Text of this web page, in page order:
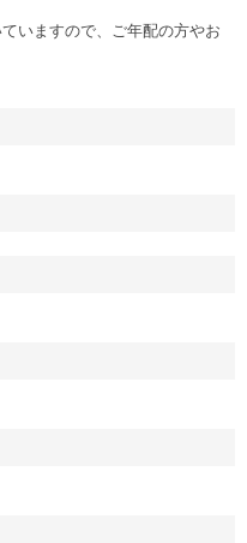
いますので、ご年配の方やお